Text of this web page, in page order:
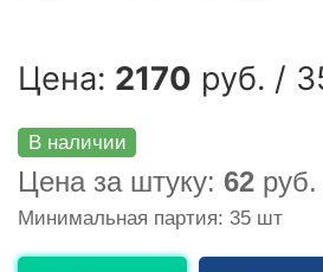
Цена: 2170 руб. /
В наличии
Цена за штуку: 62 руб.
Минимальная партия: 35 шт